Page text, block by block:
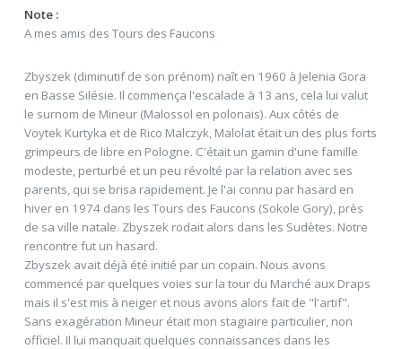
Note :
A mes amis des Tours des Faucons
Zbyszek (diminutif de son prénom) naît en 1960 à Jelenia Gora
en Basse Silésie. Il commença l'escalade à 13 ans, cela lui valut
le surnom de Mineur (Malossol en polonais). Aux côtés de
Voytek Kurtyka et de Rico Malczyk, Malolat était un des plus forts
grimpeurs de libre en Pologne. C'était un gamin d'une famille
modeste, perturbé et un peu révolté par la relation avec ses
parents, qui se brisa rapidement. Je l'ai connu par hasard en
hiver en 1974 dans les Tours des Faucons (Sokole Gory), près
de sa ville natale. Zbyszek rodait alors dans les Sudètes. Notre
rencontre fut un hasard.
Zbyszek avait déjà été initié par un copain. Nous avons
commencé par quelques voies sur la tour du Marché aux Draps
mais il s'est mis à neiger et nous avons alors fait de "l'artif".
Sans exagération Mineur était mon stagiaire particulier, non
officiel. Il lui manquait quelques connaissances dans les